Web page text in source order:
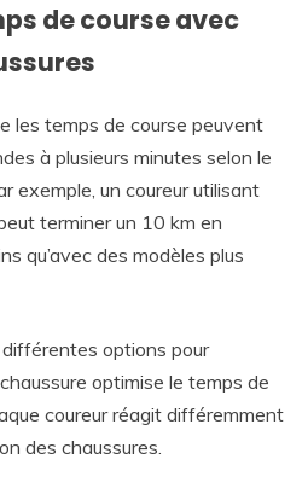
de course avec
les temps de course peuvent
à plusieurs minutes selon le
exemple, un coureur utilisant
terminer un 10 km en
qu’avec des modèles plus
options pour
optimise le temps de
coureur réagit différemment
des chaussures.